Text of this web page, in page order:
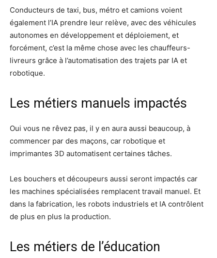
Conducteurs de taxi, bus, métro et camions voient
également l’IA prendre leur relève, avec des véhicules
autonomes en développement et déploiement, et
forcément, c’est la même chose avec les chauffeurs-
livreurs grâce à l’automatisation des trajets par IA et
robotique.
Les métiers manuels impactés
Oui vous ne rêvez pas, il y en aura aussi beaucoup, à
commencer par des maçons, car robotique et
imprimantes 3D automatisent certaines tâches.
Les bouchers et découpeurs aussi seront impactés car
les machines spécialisées remplacent travail manuel. Et
dans la fabrication, les robots industriels et IA contrôlent
de plus en plus la production.
Les métiers de l’éducation